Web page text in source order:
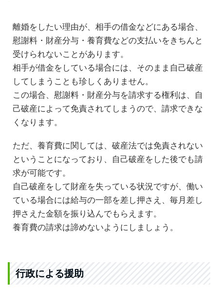
離婚をしたい理由が、相手の借金などにある場合、
慰謝料・財産分与・養育費などの支払いをきちんと
受けられないことがあります。
相手が借金をしている場合には、そのまま自己破産
してしまうことも珍しくありません。
この場合、慰謝料・財産分与を請求する権利は、自
己破産によって免責されてしまうので、請求できな
くなります。
ただ、養育費に関しては、破産法では免責されない
ということになっており、自己破産をした後でも請
求が可能です。
自己破産をして財産を失っている状況ですが、働い
ている場合には給与の一部を差し押さえ、毎月差し
押さえた金額を振り込んでもらえます。
養育費の請求は諦めないようにしましょう。
行政による援助